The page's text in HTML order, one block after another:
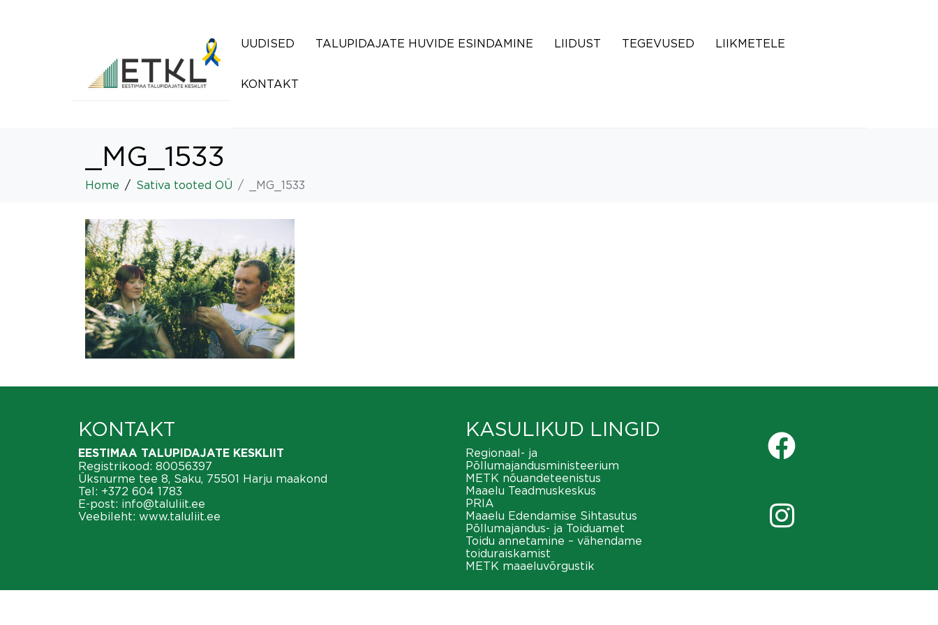
UUDISED TALUPIDAJATE HUVIDE ESINDAMINE LIIDUST TEGEVUSED LIIKMETELE
KONTAKT
_MG_1533
Home Sativa tooted OÜ _MG_1533
KONTAKT
EESTIMAA TALUPIDAJATE KESKLIIT
Registrikood: 80056397
Üksnurme tee 8, Saku, 75501 Harju maakond
Tel: +372 604 1783
E-post: info@taluliit.ee
Veebileht: www.taluliit.ee
KASULIKUD LINGID
Regionaal- ja
Põllumajandusministeerium
METK nõuandeteenistus
Maaelu Teadmuskeskus
PRIA
Maaelu Edendamise Sihtasutus
Põllumajandus- ja Toiduamet
Toidu annetamine – vähendame
toiduraiskamist
METK maaeluvõrgustik